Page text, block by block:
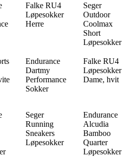
Falke RU4
Løpesokker
Herre
Seger
Outdoor
Coolmax
Short
Løpesokker
Endurance
Dartmy
Performance
Sokker
Falke RU4
Løpesokker
Dame, hvit
Seger
Running
Sneakers
Løpesokker
Endurance
Alcudia
Bamboo
Quarter
Løpesokker